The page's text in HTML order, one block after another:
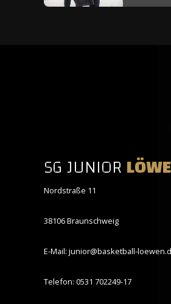
SG JUNIOR
Nordstraße 11
38106 Braunschweig
E-Mail: junior@basketball-
Telefon: 0531 702249-17